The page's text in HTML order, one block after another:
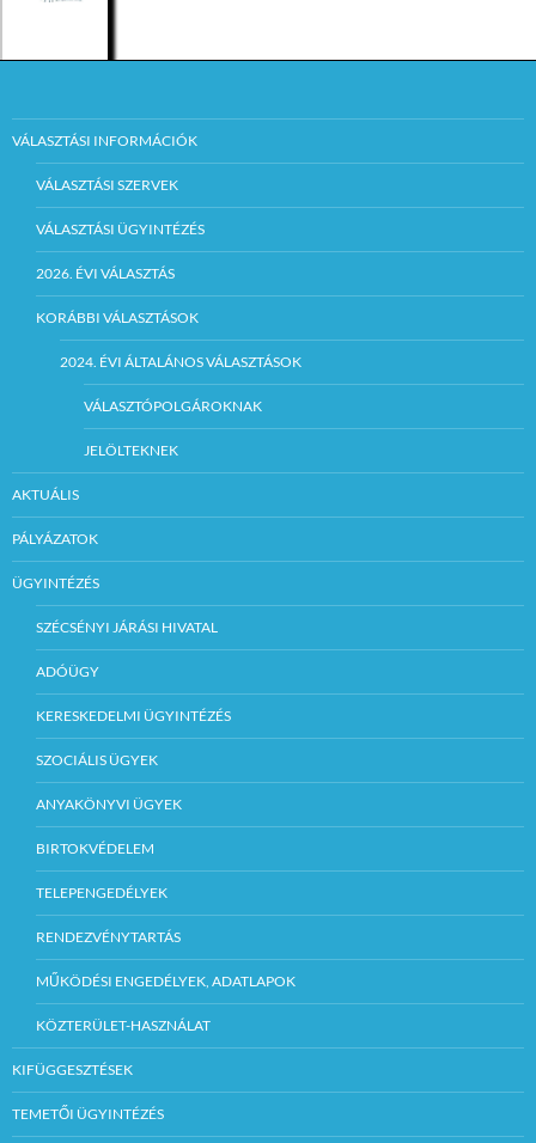
VÁLASZTÁSI INFORMÁCIÓK
VÁLASZTÁSI SZERVEK
VÁLASZTÁSI ÜGYINTÉZÉS
2026. ÉVI VÁLASZTÁS
KORÁBBI VÁLASZTÁSOK
2024. ÉVI ÁLTALÁNOS VÁLASZTÁSOK
VÁLASZTÓPOLGÁROKNAK
JELÖLTEKNEK
AKTUÁLIS
PÁLYÁZATOK
ÜGYINTÉZÉS
SZÉCSÉNYI JÁRÁSI HIVATAL
ADÓÜGY
KERESKEDELMI ÜGYINTÉZÉS
SZOCIÁLIS ÜGYEK
ANYAKÖNYVI ÜGYEK
BIRTOKVÉDELEM
TELEPENGEDÉLYEK
RENDEZVÉNYTARTÁS
MŰKÖDÉSI ENGEDÉLYEK, ADATLAPOK
KÖZTERÜLET-HASZNÁLAT
KIFÜGGESZTÉSEK
TEMETŐI ÜGYINTÉZÉS